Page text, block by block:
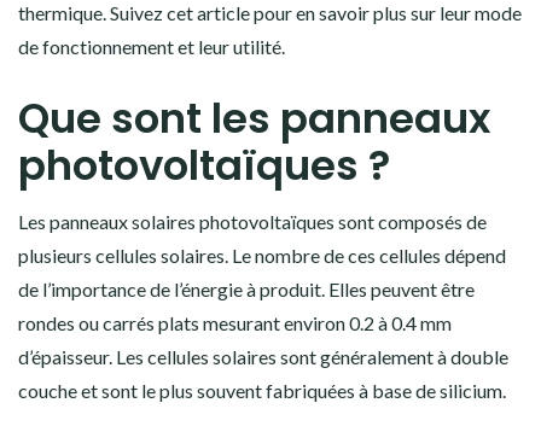
thermique. Suivez cet article pour en savoir plus sur leur mode
de fonctionnement et leur utilité.
Que sont les panneaux
photovoltaïques ?
Les panneaux solaires photovoltaïques sont composés de
plusieurs cellules solaires. Le nombre de ces cellules dépend
de l’importance de l’énergie à produit. Elles peuvent être
rondes ou carrés plats mesurant environ 0.2 à 0.4 mm
d’épaisseur. Les cellules solaires sont généralement à double
couche et sont le plus souvent fabriquées à base de silicium.